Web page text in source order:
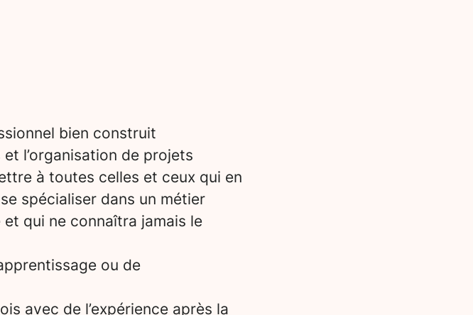
bien construit
l’organisation de projets
à toutes celles et ceux qui en
spécialiser dans un métier
qui ne connaîtra jamais le
ou de
avec de l’expérience après la